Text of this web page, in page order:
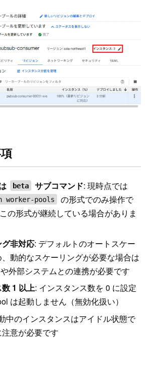
beta サブコマンド: 現時点では
worker-pools
の形式でのみ操作で
の形式が継続している場合がありま
非対応: デフォルトのオートスケー
動的なスケーリングが必要な場合は
外部システムとの連携が必要です
1 以上: インスタンス数を 0 に設定
は起動しません（無効化扱い）
中のインスタンスはアイドル状態で
意が必要です